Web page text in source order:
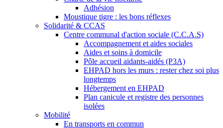
Adhésion
Moustique tigre : les bons réflexes
Solidarité & CCAS
Centre communal d'action sociale (C.C.A.S)
Accompagnement et aides sociales
Aides et soins à domicile
Pôle accueil aidants-aidés (P3A)
EHPAD hors les murs : rester chez soi plus
longtemps
Hébergement en EHPAD
Plan canicule et registre des personnes
isolées
Mobilité
En transports en commun